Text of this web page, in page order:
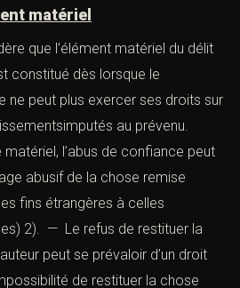
remisea opéré transfert de
matériel
que l’élément matériel du
est constitué dès lorsque le
peut plus exercer ses droits
au prévenu.
matériel, l’abus de confiance
abusif de la chose
à des fins étrangères à celles